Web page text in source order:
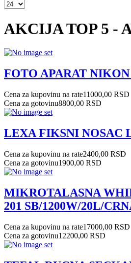
AKCIJA TOP 5 -
FOTO APARAT
Cena za kupovinu na rate11000,00 RSD
Cena za gotovinu8800,00 RSD
LEXA FIKSNI NOSAC
Cena za kupovinu na rate2400,00 RSD
Cena za gotovinu1900,00 RSD
MIKROTALASNA
201 SB/1200W/20L/
Cena za kupovinu na rate17000,00 RSD
Cena za gotovinu12200,00 RSD